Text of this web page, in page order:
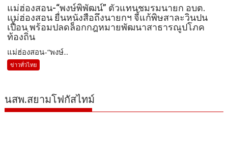
แม่ฮ่องสอน-“พงษ์พิพัฒน์” ตัวแทนชมรมนายก อบต.
แม่ฮ่องสอน ยื่นหนังสือถึงนายกฯ จี้แก้พิษสาละวินปน
เปื้อน พร้อมปลดล็อกกฎหมายพัฒนาสาธารณูปโภค
ท้องถิ่น
แม่ฮ่องสอน-“พงษ์...
ข่าวทั่วไทย
นสพ.สยามโฟกัสไทม์